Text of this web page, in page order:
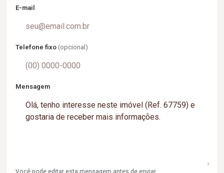
E-mail
Telefone fixo (opcional)
Mensagem
Você pode editar esta mensagem antes de enviar.